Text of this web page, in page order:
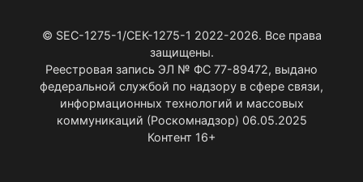
© SEC-1275-1/СЕК-1275-1 2022-2026. Все права
защищены.
Реестровая запись ЭЛ № ФС 77-89472, выдано
федеральной службой по надзору в сфере связи,
информационных технологий и массовых
коммуникаций (Роскомнадзор) 06.05.2025
Контент 16+